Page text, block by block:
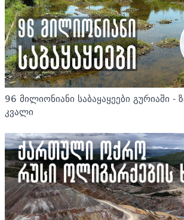
96 მილიონიანი საბაყაყეები გურიაში -
კვალი